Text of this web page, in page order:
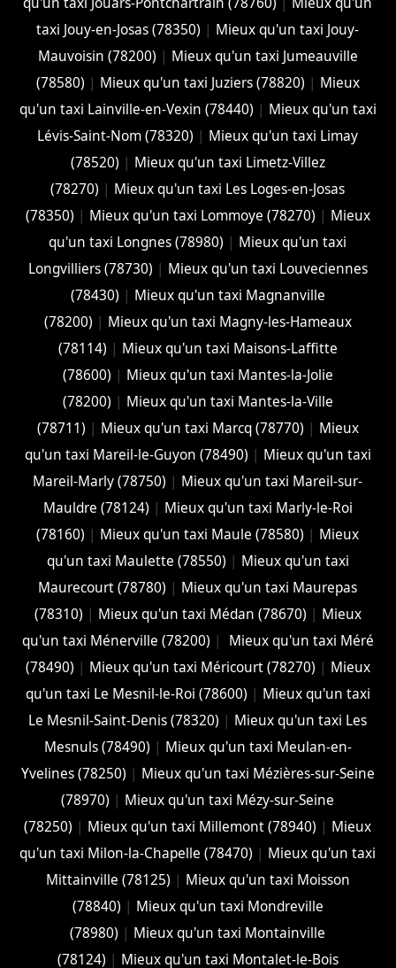
taxi Jouy-en-Josas (78350) | Mieux qu'un taxi Jouy-
Mauvoisin (78200) | Mieux qu'un taxi Jumeauville
(78580) | Mieux qu'un taxi Juziers (78820) | Mieux
qu'un taxi Lainville-en-Vexin (78440) | Mieux qu'un taxi
Lévis-Saint-Nom (78320) | Mieux qu'un taxi Limay
(78520) | Mieux qu'un taxi Limetz-Villez
(78270) | Mieux qu'un taxi Les Loges-en-Josas
(78350) | Mieux qu'un taxi Lommoye (78270) | Mieux
qu'un taxi Longnes (78980) | Mieux qu'un taxi
Longvilliers (78730) | Mieux qu'un taxi Louveciennes
(78430) | Mieux qu'un taxi Magnanville
(78200) | Mieux qu'un taxi Magny-les-Hameaux
(78114) | Mieux qu'un taxi Maisons-Laffitte
(78600) | Mieux qu'un taxi Mantes-la-Jolie
(78200) | Mieux qu'un taxi Mantes-la-Ville
(78711) | Mieux qu'un taxi Marcq (78770) | Mieux
qu'un taxi Mareil-le-Guyon (78490) | Mieux qu'un taxi
Mareil-Marly (78750) | Mieux qu'un taxi Mareil-sur-
Mauldre (78124) | Mieux qu'un taxi Marly-le-Roi
(78160) | Mieux qu'un taxi Maule (78580) | Mieux
qu'un taxi Maulette (78550) | Mieux qu'un taxi
Maurecourt (78780) | Mieux qu'un taxi Maurepas
(78310) | Mieux qu'un taxi Médan (78670) | Mieux
qu'un taxi Ménerville (78200) |
Mieux qu'un taxi Méré
(78490) | Mieux qu'un taxi Méricourt (78270) | Mieux
qu'un taxi Le Mesnil-le-Roi (78600) | Mieux qu'un taxi
Le Mesnil-Saint-Denis (78320) | Mieux qu'un taxi Les
Mesnuls (78490) | Mieux qu'un taxi Meulan-en-
Yvelines (78250) | Mieux qu'un taxi Mézières-sur-Seine
(78970) | Mieux qu'un taxi Mézy-sur-Seine
(78250) | Mieux qu'un taxi Millemont (78940) | Mieux
qu'un taxi Milon-la-Chapelle (78470) | Mieux qu'un taxi
Mittainville (78125) | Mieux qu'un taxi Moisson
(78840) | Mieux qu'un taxi Mondreville
(78980) | Mieux qu'un taxi Montainville
(78124) | Mieux qu'un taxi Montalet-le-Bois